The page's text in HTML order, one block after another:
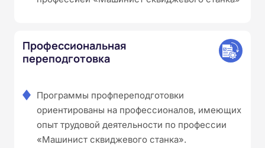
Профессиональная
переподготовка
Программы профпереподготовки
ориентированы на профессионалов, имеющих
опыт трудовой деятельности по профессии
«Машинист сквиджевого станка».